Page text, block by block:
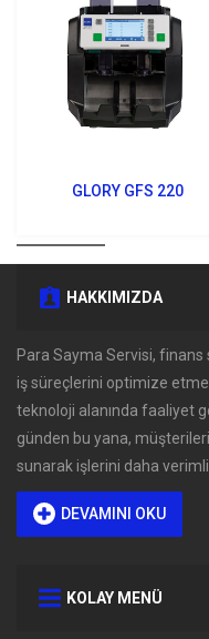
GLORY GFS 220
HAKKIMIZDA
Para Sayma Servisi, finans
iş süreçlerini optimize
teknoloji alanında faaliyet
günden bu yana,
sunarak işlerini daha
DEVAMINI OKU
KOLAY MENÜ